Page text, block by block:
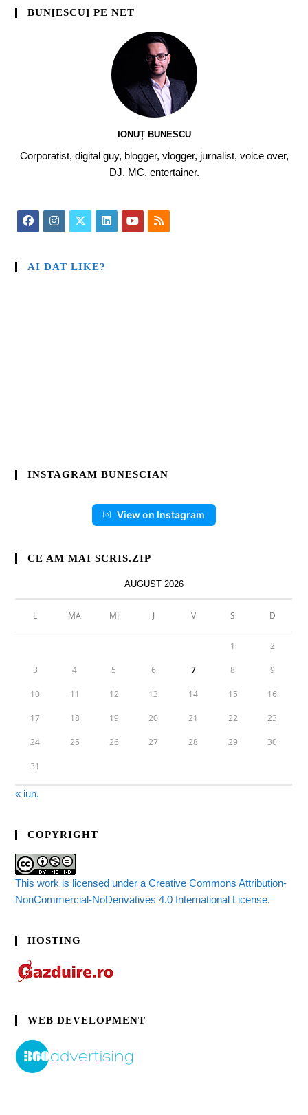
BUN[ESCU] PE NET
IONUȚ BUNESCU
Corporatist, digital guy, blogger, vlogger, jurnalist, voice over,
DJ, MC, entertainer.
AI DAT LIKE?
INSTAGRAM BUNESCIAN
View on Instagram
CE AM MAI SCRIS.ZIP
AUGUST 2026
L MA MI J V S D
1 2
3 4 5 6 7 8 9
10 11 12 13 14 15 16
17 18 19 20 21 22 23
24 25 26 27 28 29 30
31
« iun.
COPYRIGHT
This work is licensed under a Creative Commons Attribution-
NonCommercial-NoDerivatives 4.0 International License.
HOSTING
WEB DEVELOPMENT